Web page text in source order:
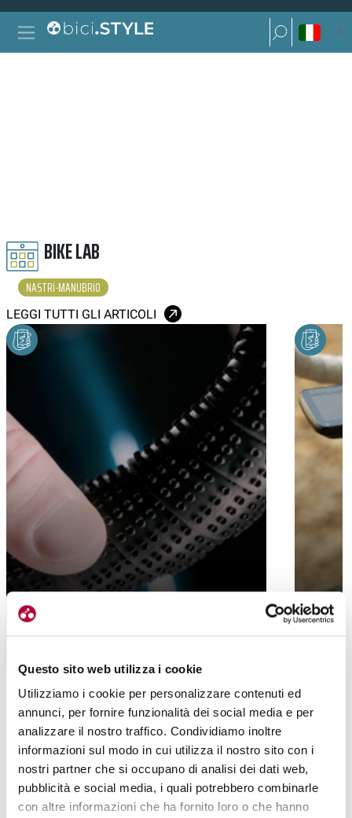
Questo sito web utilizza i cookie
Utilizziamo i cookie per personalizzare contenuti ed
annunci, per fornire funzionalità dei social media e per
analizzare il nostro traffico. Condividiamo inoltre
informazioni sul modo in cui utilizza il nostro sito con i
nostri partner che si occupano di analisi dei dati web,
pubblicità e social media, i quali potrebbero combinarle
con altre informazioni che ha fornito loro o che hanno
Vai al contenuto
Navigazione principale
Ricerca per:
Ricerca per:
BIKE LAB
NASTRI-MANUBRIO
LEGGI TUTTI GLI ARTICOLI
GRAVEL
OCTOTOUCH, PROLOGO PRESENTA UN LIZARD
TUTTE LE CATEGORIE DEL MAGAZINE